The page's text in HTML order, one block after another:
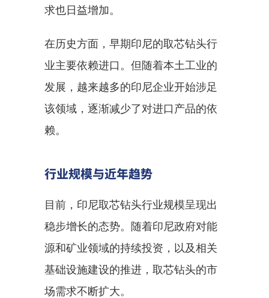
求也日益增加。
在历史方面，早期印尼的取芯钻头行
业主要依赖进口。但随着本土工业的
发展，越来越多的印尼企业开始涉足
该领域，逐渐减少了对进口产品的依
赖。
行业规模与近年趋势
目前，印尼取芯钻头行业规模呈现出
稳步增长的态势。随着印尼政府对能
源和矿业领域的持续投资，以及相关
基础设施建设的推进，取芯钻头的市
场需求不断扩大。